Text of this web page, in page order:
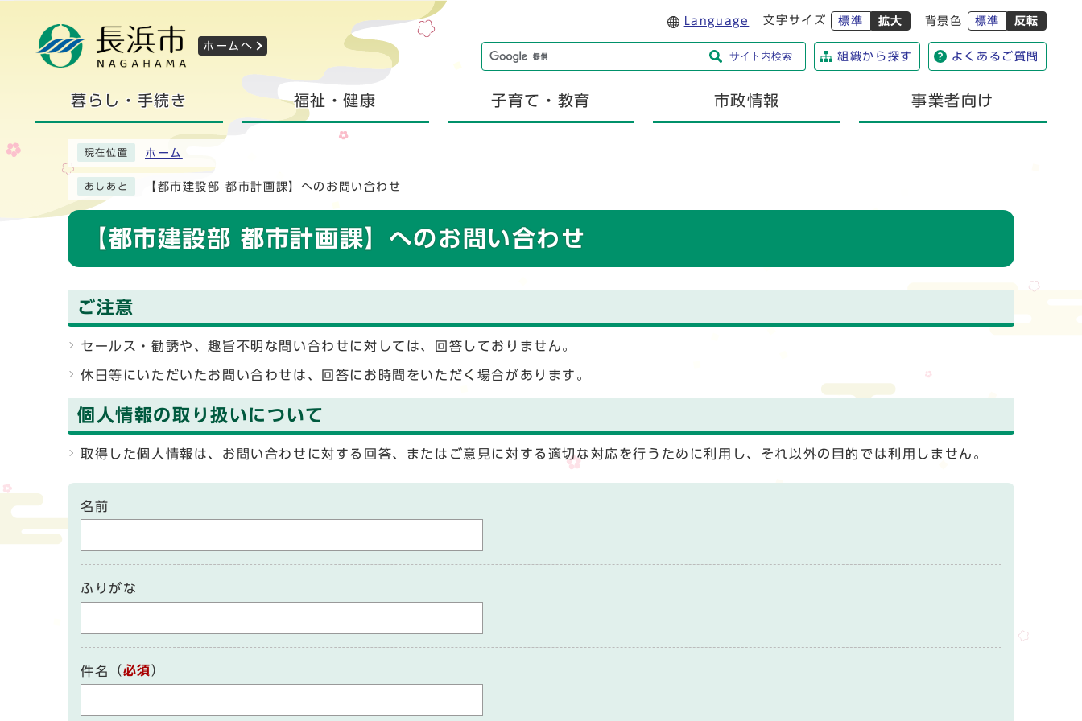
ホームへ
Language 文字サイズ 標準 拡大 背景色 標準 反転
サイト内検索 組織から探す よくあるご質問
暮らし・手続き 福祉・健康 子育て・教育 市政情報 事業者向け
現在位置 ホーム
あしあと 【都市建設部 都市計画課】へのお問い合わせ
【都市建設部 都市計画課】へのお問い合わせ
ご注意
セールス・勧誘や、趣旨不明な問い合わせに対しては、回答しておりません。
休日等にいただいたお問い合わせは、回答にお時間をいただく場合があります。
個人情報の取り扱いについて
取得した個人情報は、お問い合わせに対する回答、またはご意見に対する適切な対応を行うために利用し、それ以外の目的では利用しません。
名前
ふりがな
件名 （必須）